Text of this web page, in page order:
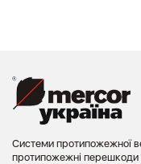
Системи протипожежної
протипожежні перешкоди